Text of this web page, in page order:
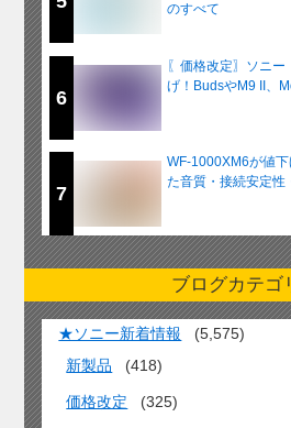
のすべて
6
〖価格改定〗ソニ
げ！BudsやM9 II、
7
WF-1000XM6が値
た音質・接続安定性
ブログカテゴ
★ソニー新着情報
(5,575)
新製品
(418)
価格改定 (325)